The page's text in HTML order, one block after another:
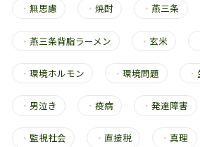
・ 無思慮 ・焼酎 ・燕三条
・ 燕三条背脂ラーメン ・ 玄米
・ 環境ホルモン ・環境問題 ・
・ 男泣き ・疫病 ・発達障害
・ 監視社会 ・ 直接税 ・真理